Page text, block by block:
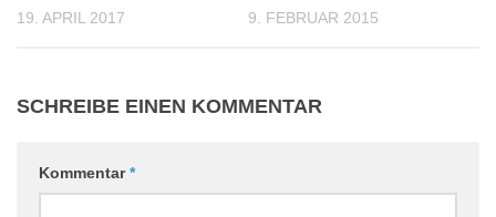
19. APRIL 2017 9. FEBRUAR 2015
SCHREIBE EINEN KOMMENTAR
Kommentar*